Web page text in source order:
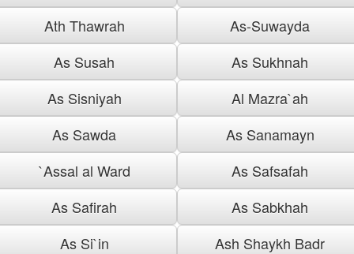
Ath Thawrah
As-Suwayda
As Susah
As Sukhnah
As Sisniyah
Al Mazra`ah
As Sawda
As Sanamayn
`Assal al Ward
As Safsafah
As Safirah
As Sabkhah
As Si`in
Ash Shaykh Badr